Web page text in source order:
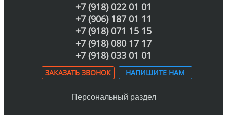
+7 (918) 022 01 01
+7 (906) 187 01 11
+7 (918) 071 15 15
+7 (918) 080 17 17
+7 (918) 033 01 01
ЗАКАЗАТЬ ЗВОНОК НАПИШИТЕ НАМ
Персональный раздел